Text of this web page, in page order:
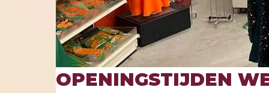
OPENINGSTIJDEN